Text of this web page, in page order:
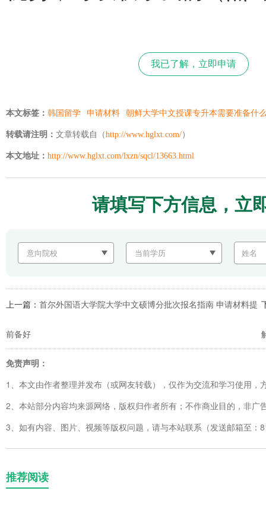
我已了解，立即申请
本文标签： 韩国留学 申请材料 朝鲜大学中文授课专升本需要准备什
转载请注明： 文章转载自（http://www.hglxt.com/）
本文地址： http://www.hglxt.com/lxzn/sqcl/13663.html
请填写下方信息，立
上一篇： 首尔外国语大学院大学中文硕博分批次报名指南 申请材料提
前备好
免责声明：
1、本文由作者整理并发布（或网友转载），仅作为交流和学习使用
2、本站部分内容均来源网络，版权归作者所有；不作商业目的，非广
3、如有内容、图片、视频等版权问题，请与本站联系（发送邮箱至
推荐阅读